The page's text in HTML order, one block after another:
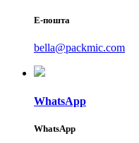
Е-пошта
bella@packmic.com
WhatsApp
WhatsApp